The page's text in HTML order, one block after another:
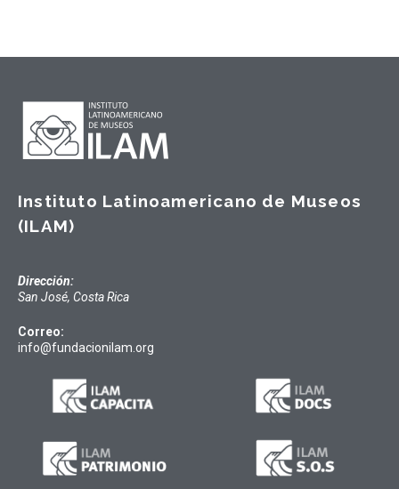
Instituto Latinoamericano de Museos
(ILAM)
Dirección:
San José, Costa Rica
Correo:
info@fundacionilam.org